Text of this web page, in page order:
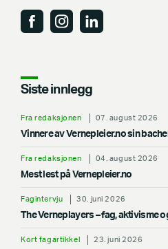
Siste innlegg
Fra redaksjonen 07. august 2026
Vinnere av Vernepleier.no sin
Fra redaksjonen 04. august 2026
Mest lest på Vernepleier.no
Fagintervju 30. juni 2026
The Verneplayers – fag, aktivisme
Kort fagartikkel 23. juni 2026